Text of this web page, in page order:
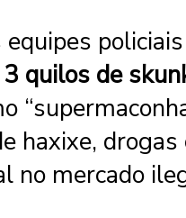
equipes
3 quilos de
haxixe,
no mercado